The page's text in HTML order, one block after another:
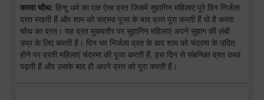
करवा चौथ: हिन्दू धर्म का एक ऐसा व्रत जिसमें सुहागिन महिलाएं पूरे दिन निर्जला
व्रत रखती हैं और शाम को चंद्रमा पूजा के बाद व्रत पूरा करती हैं वो है करवा
चौथ का व्रत। यह व्रत मुख्यतौर पर सुहागिन महिलाएं अपने सुहाग की लंबी
उम्र के लिए करती हैं। दिन भर निर्जला व्रत के बाद शाम को चंद्रमा के उदित
होने पर व्रती महिलाएं चंद्रमा की पूजा करती हैं, इस दिन से संबन्धित व्रत कथा
पढ़ती हैं और उसके बाद ही अपने व्रत को पूरा करती हैं।